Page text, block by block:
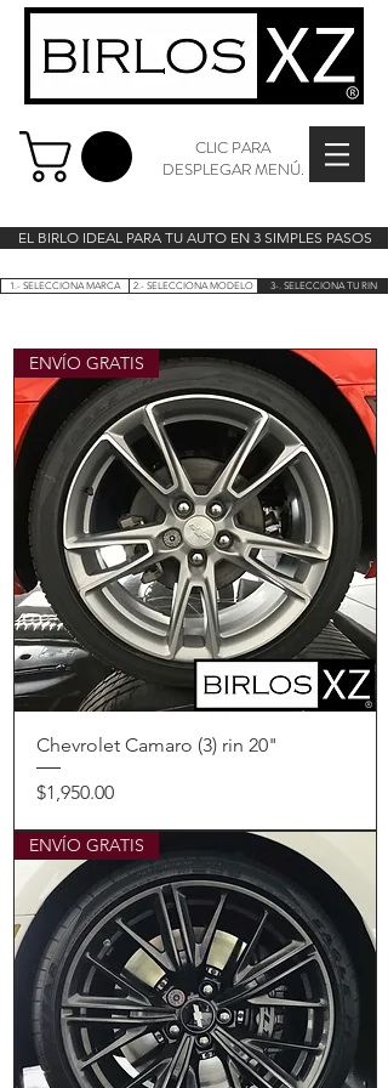
CLIC PARA
DESPLEGAR MENÚ.
EL BIRLO IDEAL PARA TU AUTO EN 3 SIMPLES PASOS
1.- SELECCIONA MARCA 2.- SELECCIONA MODELO 3-. SELECCIONA TU RIN
ENVÍO GRATIS
Chevrolet Camaro (3) rin 20"
Precio
$1,950.00
ENVÍO GRATIS